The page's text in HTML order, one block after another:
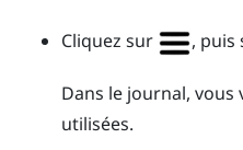
Cliquez sur , puis
Dans le journal, vous
utilisées.